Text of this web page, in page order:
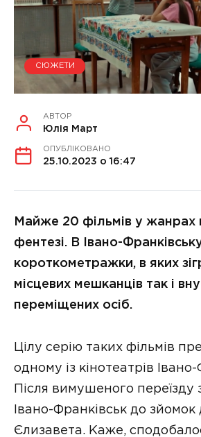
СЮЖЕТИ
АВТОР
Юлія Март
ОПУБЛІКОВАНО
25.10.2023 о 16:47
Майже 20 фільмів у жанрах
фентезі. В Івано-
короткометражки, в яких
місцевих мешканців так і
переміщених осіб.
Цілу серію таких фільмів
одному із кінотеатрів
Після вимушеного переїзду
Івано-Франківськ до зйомок
Єлизавета. Каже,